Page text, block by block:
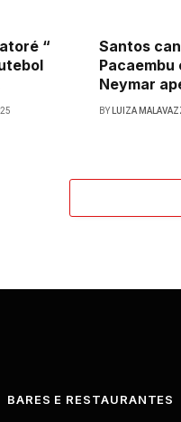
“
Santos
Neymar
BY LUIZA
BARES E RESTAURANTES